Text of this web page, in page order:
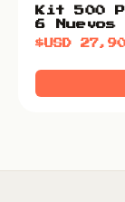
Kit 500
6 Nuevos
$USD